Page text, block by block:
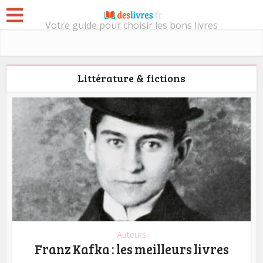
Votre guide pour choisir les bons livres
Littérature & fictions
Auteurs
Franz Kafka : les meilleurs livres